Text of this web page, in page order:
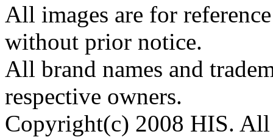
All images are for
without prior notice.
All brand names and
respective owners.
Copyright(c) 2008 HIS. All